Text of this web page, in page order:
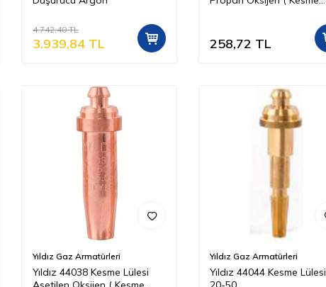
4.742,40TL
3.939,84 TL 258,72 TL
Yıldız Gaz Armatürleri
Yıldız 44038 Kesme Lülesi
Yıldız Gaz Armatürleri
Yıldız 44044 Kesme Lülesi